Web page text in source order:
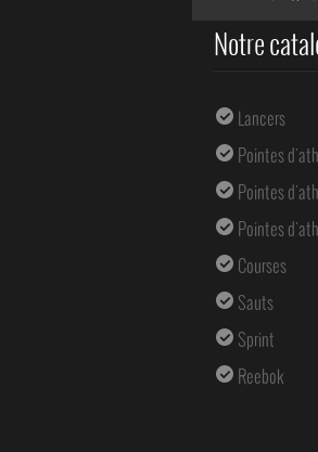
Notre
Lancers
Pointes
Pointes
Pointes
Courses
Sauts
Sprint
Reebok